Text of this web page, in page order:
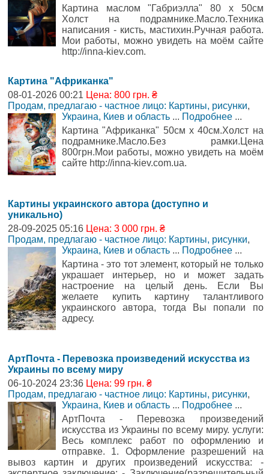
Картина маслом "Габриэлла" 80 х 50см
Холст на подрамнике.Масло.Техника
написания - кисть, мастихин.Ручная работа.
Мои работы, можно увидеть на моём сайте
http://inna-kiev.com.
Картина "Африканка"
08-01-2026 00:21 Цена: 800 грн. ₴
Продам, предлагаю - частное лицо: Картины, рисунки,
Украина, Киев и область ... Подробнее ...
Картина "Африканка" 50см х 40см.Холст на
подрамнике.Масло.Без рамки.Цена
800грн.Мои работы, можно увидеть на моём
сайте http://inna-kiev.com.ua.
Картины украинского автора (доступно и
уникально)
28-09-2025 05:16 Цена: 3 000 грн. ₴
Продам, предлагаю - частное лицо: Картины, рисунки,
Украина, Киев и область ... Подробнее ...
Картина - это тот элемент, который не только
украшает интерьер, но и может задать
настроение на целый день. Если Вы
желаете купить картину талантливого
украинского автора, тогда Вы попали по
адресу.
АртПочта - Перевозка произведений искусства из
Украины по всему миру
06-10-2024 23:36 Цена: 99 грн. ₴
Продам, предлагаю - частное лицо: Картины, рисунки,
Украина, Киев и область ... Подробнее ...
АртПочта - Перевозка произведений
искусства из Украины по всему миру. услуги:
Весь комплекс работ по оформлению и
отправке. 1. Оформление разрешений на
вывоз картин и других произведений искусства: -